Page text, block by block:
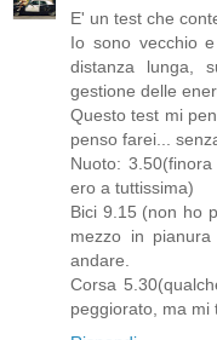
E' un test che
Io sono vecchio
distanza lunga,
gestione delle
Questo test mi
penso farei...
Nuoto:
ero a tuttissima)
Bici 9.15 (non ho
mezzo in
andare.
Corsa
peggiorato, ma mi